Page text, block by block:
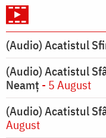
(Audio) Acatistul
(Audio) Acatistul
Neamț - 5 August
(Audio) Acatistul
August